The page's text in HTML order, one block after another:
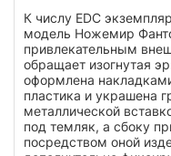
К числу EDC
модель Ножемир
привлекательным
обращает изогнутая
оформлена
пластика и украшена
металлической
под темляк, а сбоку
посредством оной